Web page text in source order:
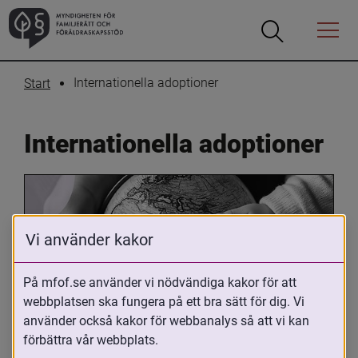
Öppna
Öppna
Menyn
Start Internationella adoptioner
Internationella adoptioner
Oavsett om du är adopterad,
adoptivförälder eller arbetar med
Vi använder kakor
På mfof.se använder vi nödvändiga kakor för att
webbplatsen ska fungera på ett bra sätt för dig. Vi
använder också kakor för webbanalys så att vi kan
förbättra vår webbplats.